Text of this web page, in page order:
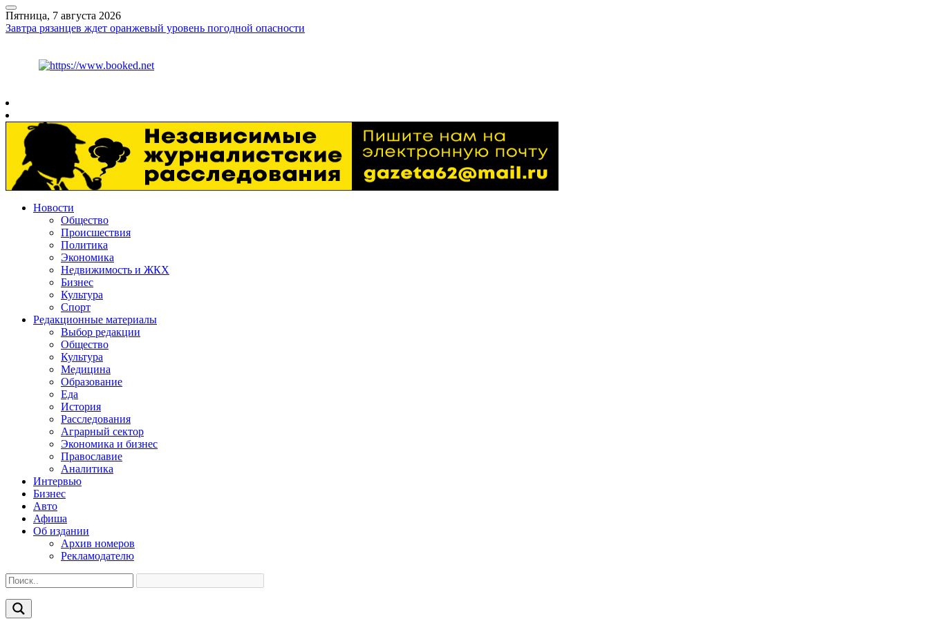
Пятница, 7 августа 2026
Завтра рязанцев ждет оранжевый уровень погодной опасности
Новости
Общество
Происшествия
Политика
Экономика
Недвижимость и ЖКХ
Бизнес
Культура
Спорт
Редакционные материалы
Выбор редакции
Общество
Культура
Медицина
Образование
Еда
История
Расследования
Аграрный сектор
Экономика и бизнес
Православие
Аналитика
Интервью
Бизнес
Авто
Афиша
Об издании
Архив номеров
Рекламодателю